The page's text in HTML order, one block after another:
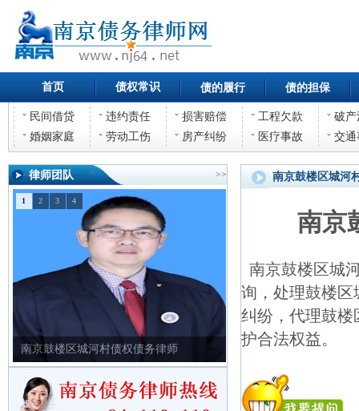
首页 债权常识 债的履行 债的担保
民间借贷 违约责任 损害赔偿 工程欠款
破产
婚姻家庭
劳动工伤 房产纠纷 医疗事故 交通
律师团队 >>
南京鼓楼区城河村债权债务律师
1 2 3 4
南京鼓楼区城河
南京
南京鼓楼区城
询，处理鼓楼区
纠纷，代理鼓楼
护合法权益。